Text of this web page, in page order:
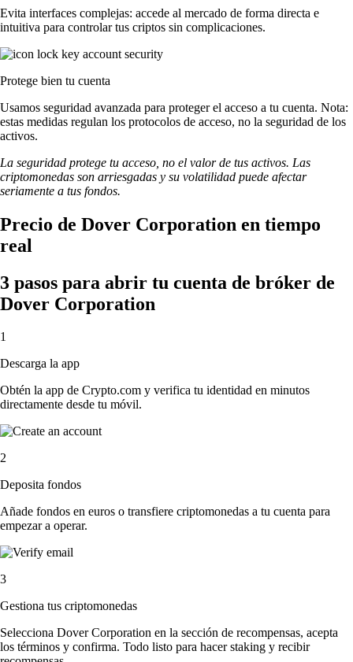
Evita interfaces complejas: accede al mercado de forma directa e
intuitiva para controlar tus criptos sin complicaciones.
Protege bien tu cuenta
Usamos seguridad avanzada para proteger el acceso a tu cuenta. Nota:
estas medidas regulan los protocolos de acceso, no la seguridad de los
activos.
La seguridad protege tu acceso, no el valor de tus activos. Las
criptomonedas son arriesgadas y su volatilidad puede afectar
seriamente a tus fondos.
Precio de Dover Corporation en tiempo
real
3 pasos para abrir tu cuenta de bróker de
Dover Corporation
1
Descarga la app
Obtén la app de Crypto.com y verifica tu identidad en minutos
directamente desde tu móvil.
2
Deposita fondos
Añade fondos en euros o transfiere criptomonedas a tu cuenta para
empezar a operar.
3
Gestiona tus criptomonedas
Selecciona Dover Corporation en la sección de recompensas, acepta
los términos y confirma. Todo listo para hacer staking y recibir